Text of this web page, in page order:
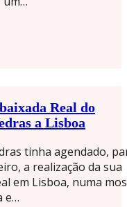
Real do
a Lisboa
tinha agendado,
a realização da sua
em Lisboa, numa
e…